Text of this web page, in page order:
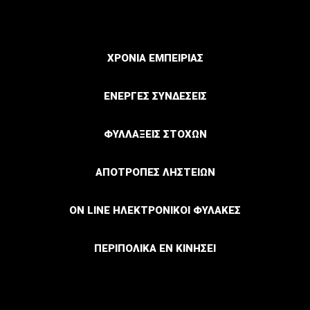
ΧΡΟΝΙΑ ΕΜΠΕΙΡΙΑΣ
ΕΝΕΡΓΕΣ ΣΥΝΔΕΣΕΙΣ
ΦΥΛΛΑΞΕΙΣ ΣΤΟΧΩΝ
ΑΠΟΤΡΟΠΕΣ ΛΗΣΤΕΙΩΝ
ON LINE ΗΛΕΚΤΡΟΝΙΚΟΙ ΦΥΛΑΚΕΣ
ΠΕΡΙΠΟΛΙΚΑ ΕΝ ΚΙΝΗΣΕΙ